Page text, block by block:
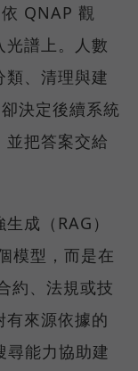
QNAP 觀
光譜上。人數
、清理與建
決定後續系統
並把答案交給
成（RAG）
模型，而是在
約、法規或技
來源依據的
能力協助建